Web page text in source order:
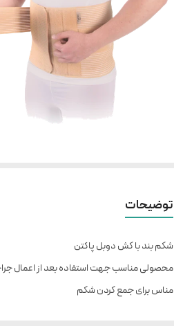
توضیحات
شکم بند با کش دوبل پاکتن
محصولی مناسب جهت استفاده بعد از اعمال
مناس برای جمع کردن شکم